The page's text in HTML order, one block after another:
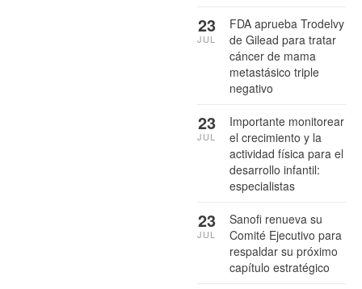
FDA aprueba Trodelvy
de Gilead para tratar
cáncer de mama
metastásico triple
negativo
23
JUL
Importante monitorear
el crecimiento y la
actividad física para el
desarrollo infantil:
especialistas
23
JUL
Sanofi renueva su
Comité Ejecutivo para
respaldar su próximo
capítulo estratégico
23
JUL